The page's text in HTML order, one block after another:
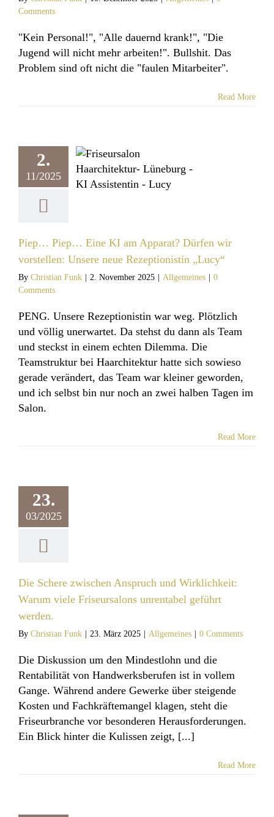
Comments
"Kein Personal!", "Alle dauernd krank!", "Die
Jugend will nicht mehr arbeiten!". Bullshit. Das
Problem sind oft nicht die "faulen Mitarbeiter".
Read More
2.
11/2025
wir
Unsere
Piep… Piep… Eine KI am Apparat? Dürfen wir
vorstellen: Unsere neue Rezeptionistin „Lucy“
By Christian Funk 2. November 2025 Allgemeines
0
Comments
PENG. Unsere Rezeptionistin war weg. Plötzlich
und völlig unerwartet. Da stehst du dann als Team
und steckst in einem echten Dilemma. Die
Teamstruktur bei Haarchitektur hatte sich sowieso
gerade verändert, das Team war kleiner geworden,
und ich selbst bin nur noch an zwei halben Tagen im
Salon.
Read More
23.
03/2025
geführt
Die Schere zwischen Anspruch und Wirklichkeit:
Warum viele Friseursalons unrentabel geführt
werden.
By Christian Funk 23. März 2025 Allgemeines 0 Comments
Die Diskussion um den Mindestlohn und die
Rentabilität von Handwerksberufen ist in vollem
Gange. Während andere Gewerke über steigende
Kosten und Fachkräftemangel klagen, steht die
Friseurbranche vor besonderen Herausforderungen.
Ein Blick hinter die Kulissen zeigt, [...]
Read More